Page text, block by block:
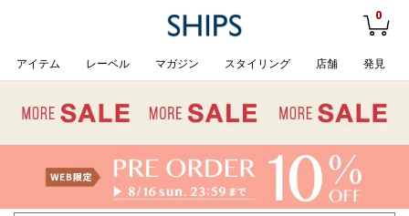
0
アイテム レーベル マガジン スタイリング 店舗 発見